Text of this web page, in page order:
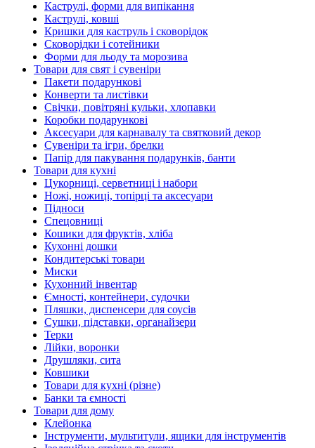
Каструлі, форми для випікання
Каструлі, ковші
Кришки для каструль і сковорідок
Сковорідки і сотейники
Форми для льоду та морозива
Товари для свят і сувеніри
Пакети подарункові
Конверти та листівки
Свічки, повітряні кульки, хлопавки
Коробки подарункові
Аксесуари для карнавалу та святковий декор
Сувеніри та ігри, брелки
Папір для пакування подарунків, банти
Товари для кухні
Цукорниці, серветниці і набори
Ножі, ножиці, топірці та аксесуари
Підноси
Спецовниці
Кошики для фруктів, хліба
Кухонні дошки
Кондитерські товари
Миски
Кухонний інвентар
Ємності, контейнери, судочки
Пляшки, диспенсери для соусів
Сушки, підставки, органайзери
Терки
Лійки, воронки
Друшляки, сита
Ковшики
Товари для кухні (різне)
Банки та ємності
Товари для дому
Клейонка
Інструменти, мультитули, ящики для інструментів